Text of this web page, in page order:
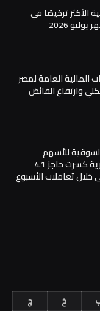
الأكثر ترخيصًا في
2026
العامة لمصر
وارتفاع الفائض
للأسهم
المقيدة بالبورصة المصرية كسرت حاجز 4.1
خلال تعاملات الأسبوع
خ
ج